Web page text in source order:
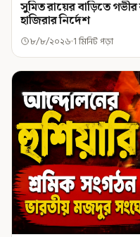
সুমিত রায়ের বাড়িতে
হাজিরার নির্দেশ
৮/৮/২০২৬ 1 মিনিট পড়া